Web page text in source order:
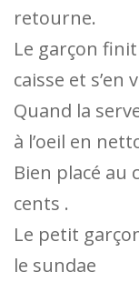
retourne.
Le garçon
caisse et s’en
Quand la
à l’oeil en
Bien placé au
cents .
Le petit
le sundae